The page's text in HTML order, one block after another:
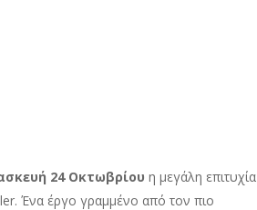
24 Οκτωβρίου η μεγάλη επιτυχία
Ένα έργο γραμμένο από τον πιο